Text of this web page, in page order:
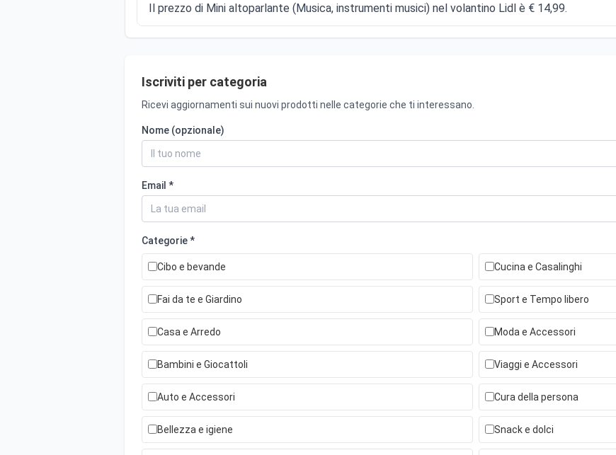
Il prezzo di Mini altoparlante (Musica, instrumenti musici) nel volantino Lidl è € 14,99.
Iscriviti per categoria
Ricevi aggiornamenti sui nuovi prodotti nelle categorie che ti interessano.
Nome (opzionale)
Email *
Categorie *
Cibo e bevande Cucina e Casalinghi
Fai da te e Giardino Sport e Tempo libero
Casa e Arredo Moda e Accessori
Bambini e Giocattoli Viaggi e Accessori
Auto e Accessori Cura della persona
Bellezza e igiene Snack e dolci